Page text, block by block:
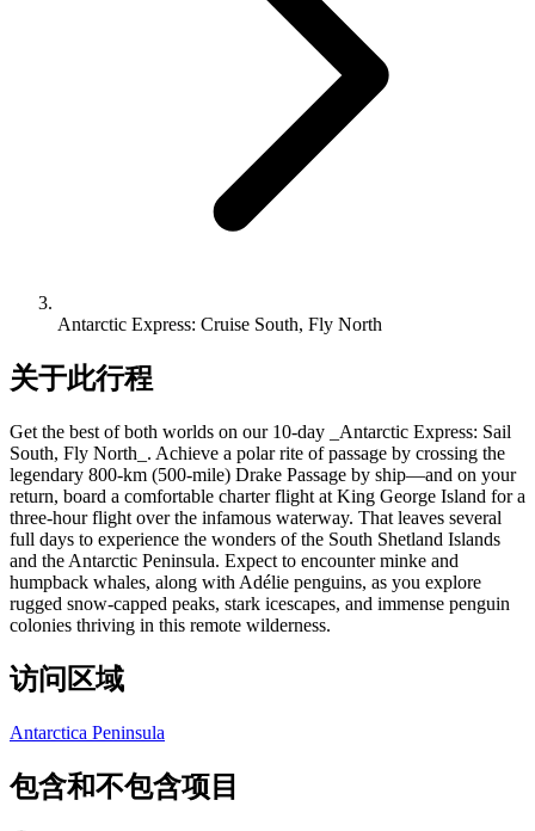
Antarctic Express: Cruise South, Fly North
关于此行程
Get the best of both worlds on our 10-day _Antarctic Express: Sail
South, Fly North_. Achieve a polar rite of passage by crossing the
legendary 800-km (500-mile) Drake Passage by ship—and on your
return, board a comfortable charter flight at King George Island for a
three-hour flight over the infamous waterway. That leaves several
full days to experience the wonders of the South Shetland Islands
and the Antarctic Peninsula. Expect to encounter minke and
humpback whales, along with Adélie penguins, as you explore
rugged snow-capped peaks, stark icescapes, and immense penguin
colonies thriving in this remote wilderness.
访问区域
Antarctica Peninsula
包含和不包含项目